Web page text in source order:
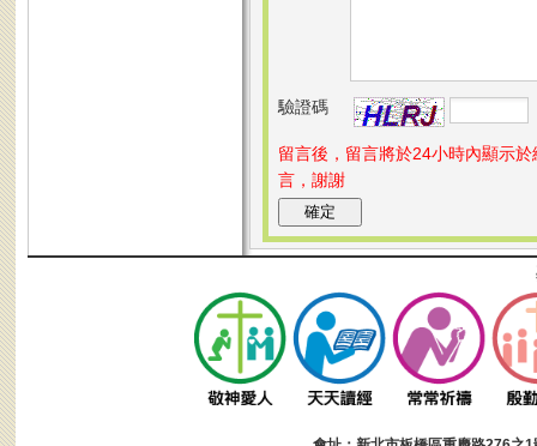
驗證碼
留言後，留言將於24小時內顯示
言，謝謝